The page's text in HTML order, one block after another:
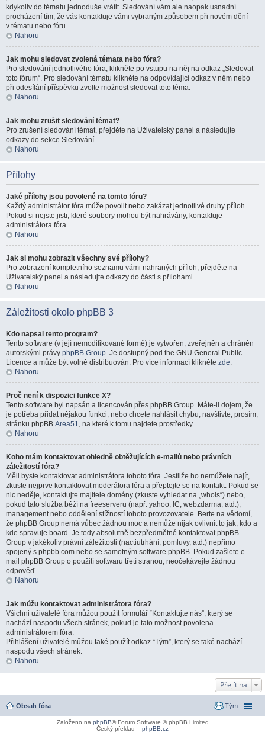
kdykoliv do tématu jednoduše vrátit. Sledování vám ale naopak usnadní
procházení tím, že vás kontaktuje vámi vybraným způsobem při novém dění
v tématu nebo fóru.
Nahoru
Jak mohu sledovat zvolená témata nebo fóra?
Pro sledování jednotlivého fóra, klikněte po vstupu na něj na odkaz „Sledovat
toto fórum“. Pro sledování tématu klikněte na odpovídající odkaz v něm nebo
při odesílání příspěvku zvolte možnost sledovat toto téma.
Nahoru
Jak mohu zrušit sledování témat?
Pro zrušení sledování témat, přejděte na Uživatelský panel a následujte
odkazy do sekce Sledování.
Nahoru
Přílohy
Jaké přílohy jsou povolené na tomto fóru?
Každý administrátor fóra může povolit nebo zakázat jednotlivé druhy příloh.
Pokud si nejste jisti, které soubory mohou být nahrávány, kontaktuje
administrátora fóra.
Nahoru
Jak si mohu zobrazit všechny své přílohy?
Pro zobrazení kompletního seznamu vámi nahraných příloh, přejděte na
Uživatelský panel a následujte odkazy do části s přílohami.
Nahoru
Záležitosti okolo phpBB 3
Kdo napsal tento program?
Tento software (v její nemodifikované formě) je vytvořen, zveřejněn a chráněn
autorskými právy phpBB Group. Je dostupný pod the GNU General Public
Licence a může být volně distribuován. Pro více informací klikněte zde.
Nahoru
Proč není k dispozici funkce X?
Tento software byl napsán a licencován přes phpBB Group. Máte-li dojem, že
je potřeba přidat nějakou funkci, nebo chcete nahlásit chybu, navštivte, prosím,
stránku phpBB Area51, na které k tomu najdete prostředky.
Nahoru
Koho mám kontaktovat ohledně obtěžujících e-mailů nebo právních
záležitostí fóra?
Měli byste kontaktovat administrátora tohoto fóra. Jestliže ho nemůžete najít,
zkuste nejprve kontaktovat moderátora fóra a přeptejte se na kontakt. Pokud se
nic neděje, kontaktujte majitele domény (zkuste vyhledat na „whois“) nebo,
pokud tato služba běží na freeserveru (např. yahoo, IC, webzdarma, atd.),
management nebo oddělení stížností tohoto provozovatele. Berte na vědomí,
že phpBB Group nemá vůbec žádnou moc a nemůže nijak ovlivnit to jak, kdo a
kde spravuje board. Je tedy absolutně bezpředmětné kontaktovat phpBB
Group v jakékoliv právní záležitosti (nactiutrhání, pomluvy, atd.) nepřímo
spojený s phpbb.com nebo se samotným software phpBB. Pokud zašlete e-
mail phpBB Group o použití softwaru třetí stranou, neočekávejte žádnou
odpověď.
Nahoru
Jak můžu kontaktovat administrátora fóra?
Všichni uživatelé fóra můžou použít formulář “Kontaktujte nás”, který se
nachází naspodu všech stránek, pokud je tato možnost povolena
administrátorem fóra.
Přihlášení uživatelé můžou také použít odkaz “Tým”, který se také nachází
naspodu všech stránek.
Nahoru
Přejít na
Obsah fóra Tým
Založeno na phpBB® Forum Software © phpBB Limited
Český překlad – phpBB.cz